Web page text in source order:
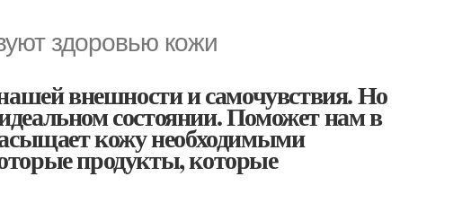
здоровью кожи
внешности и самочувствия. Но
состоянии. Поможет нам в
кожу необходимыми
продукты, которые